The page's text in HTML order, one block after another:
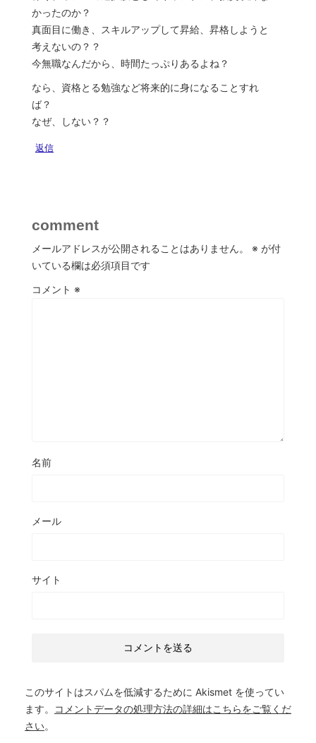
かったのか？
真面目に働き、スキルアップして昇給、昇格しようと
考えないの？？
今無職なんだから、時間たっぷりあるよね？
なら、資格とる勉強など将来的に身になることすれ
ば？
なぜ、しない？？
返信
comment
メールアドレスが公開されることはありません。 ※ が付
いている欄は必須項目です
コメント ※
名前
メール
サイト
このサイトはスパムを低減するために Akismet を使ってい
ます。
コメントデータの処理方法の詳細はこちらをご覧くだ
さい。